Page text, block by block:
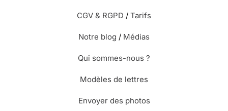
CGV & RGPD / Tarifs
Notre blog / Médias
Qui sommes-nous ?
Modèles de lettres
Envoyer des photos